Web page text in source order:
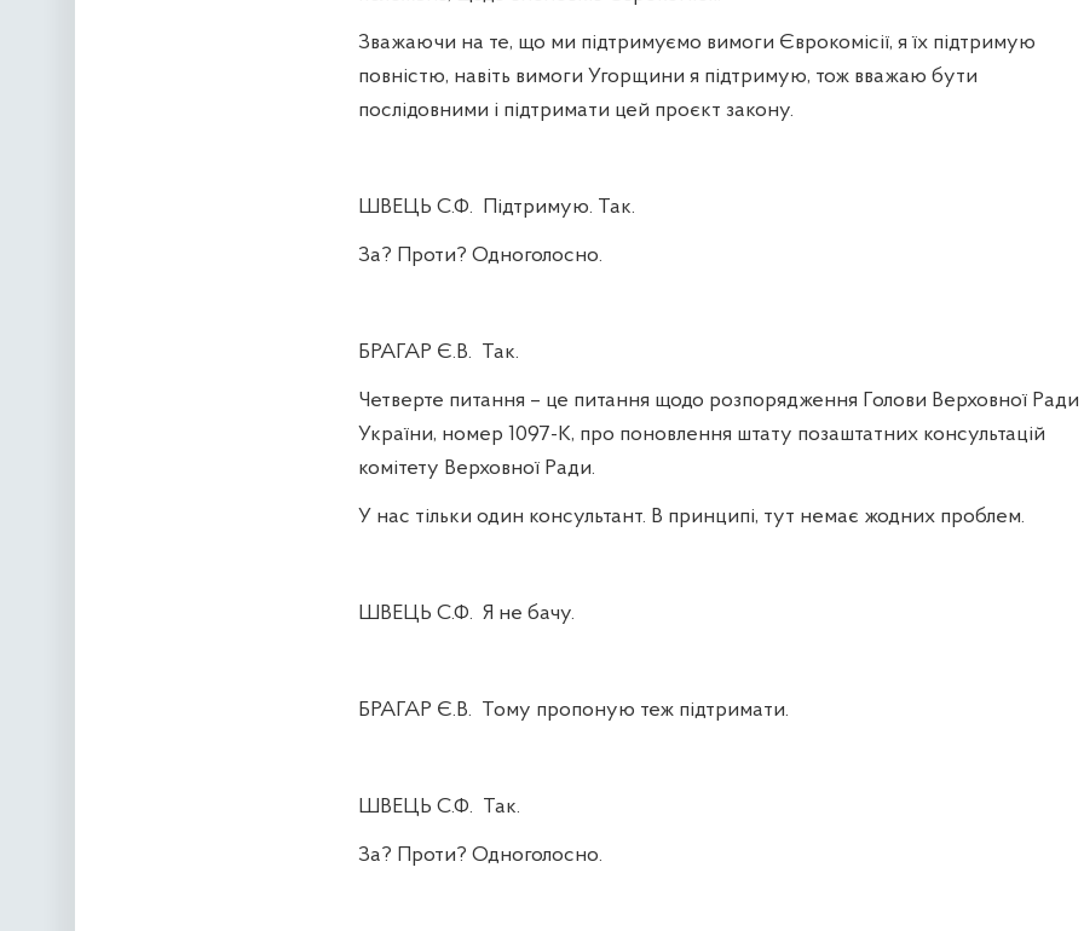
Зважаючи на те, що ми підтримуємо вимоги Єврокомісії, я їх підтримую
повністю, навіть вимоги Угорщини я підтримую, тож вважаю бути
послідовними і підтримати цей проєкт закону.
ШВЕЦЬ С.Ф. Підтримую. Так.
За? Проти? Одноголосно.
БРАГАР Є.В. Так.
Четверте питання – це питання щодо розпорядження Голови Верховної Ради
України, номер 1097-К, про поновлення штату позаштатних консультацій
комітету Верховної Ради.
У нас тільки один консультант. В принципі, тут немає жодних проблем.
ШВЕЦЬ С.Ф. Я не бачу.
БРАГАР Є.В. Тому пропоную теж підтримати.
ШВЕЦЬ С.Ф. Так.
За? Проти? Одноголосно.